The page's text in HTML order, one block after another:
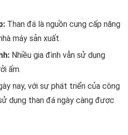
Than đá là nguồn cung cấp năng
máy sản xuất.
Nhiều gia đình vẫn sử dụng
ấm.
nay, với sự phát triển của công
dụng than đá ngày càng được